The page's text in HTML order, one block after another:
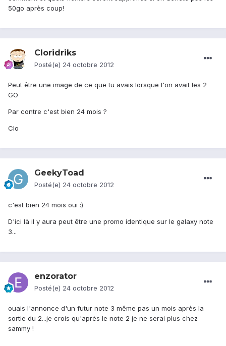
50go après coup!
Cloridriks
Posté(e) 24 octobre 2012
Peut être une image de ce que tu avais lorsque l'on avait les 2
GO
Par contre c'est bien 24 mois ?
Clo
GeekyToad
Posté(e) 24 octobre 2012
c'est bien 24 mois oui :)
D'ici là il y aura peut être une promo identique sur le galaxy note
3...
enzorator
Posté(e) 24 octobre 2012
ouais l'annonce d'un futur note 3 même pas un mois après la
sortie du 2...je crois qu'après le note 2 je ne serai plus chez
sammy !